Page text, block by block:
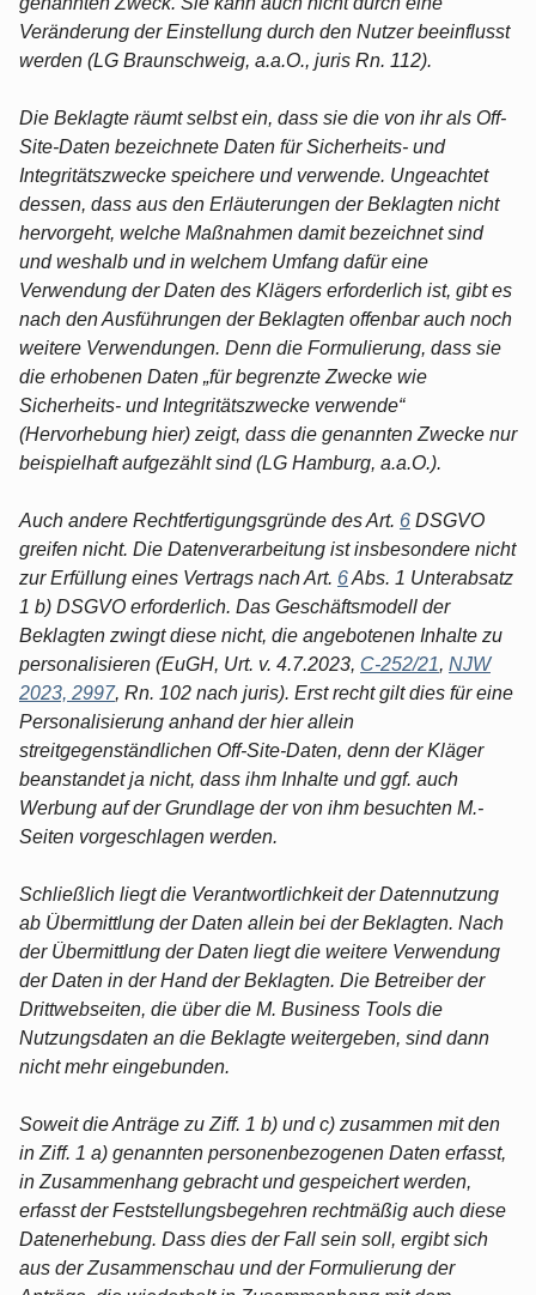
Veränderung der Einstellung durch den Nutzer beeinflusst
werden (LG Braunschweig, a.a.O., juris Rn. 112).
Die Beklagte räumt selbst ein, dass sie die von ihr als Off-
Site-Daten bezeichnete Daten für Sicherheits- und
Integritätszwecke speichere und verwende. Ungeachtet
dessen, dass aus den Erläuterungen der Beklagten nicht
hervorgeht, welche Maßnahmen damit bezeichnet sind
und weshalb und in welchem Umfang dafür eine
Verwendung der Daten des Klägers erforderlich ist, gibt es
nach den Ausführungen der Beklagten offenbar auch noch
weitere Verwendungen. Denn die Formulierung, dass sie
die erhobenen Daten „für begrenzte Zwecke wie
Sicherheits- und Integritätszwecke verwende“
(Hervorhebung hier) zeigt, dass die genannten Zwecke nur
beispielhaft aufgezählt sind (LG Hamburg, a.a.O.).
Auch andere Rechtfertigungsgründe des Art. 6 DSGVO
greifen nicht. Die Datenverarbeitung ist insbesondere nicht
zur Erfüllung eines Vertrags nach Art. 6Abs. 1 Unterabsatz
1 b) DSGVO erforderlich. Das Geschäftsmodell der
Beklagten zwingt diese nicht, die angebotenen Inhalte zu
personalisieren (EuGH, Urt. v. 4.7.2023, C-252/21, NJW
2023, 2997, Rn. 102 nach juris). Erst recht gilt dies für eine
Personalisierung anhand der hier allein
streitgegenständlichen Off-Site-Daten, denn der Kläger
beanstandet ja nicht, dass ihm Inhalte und ggf. auch
Werbung auf der Grundlage der von ihm besuchten M.-
Seiten vorgeschlagen werden.
Schließlich liegt die Verantwortlichkeit der Datennutzung
ab Übermittlung der Daten allein bei der Beklagten. Nach
der Übermittlung der Daten liegt die weitere Verwendung
der Daten in der Hand der Beklagten. Die Betreiber der
Drittwebseiten, die über die M. Business Tools die
Nutzungsdaten an die Beklagte weitergeben, sind dann
nicht mehr eingebunden.
Soweit die Anträge zu Ziff. 1 b) und c) zusammen mit den
in Ziff. 1 a) genannten personenbezogenen Daten erfasst,
in Zusammenhang gebracht und gespeichert werden,
erfasst der Feststellungsbegehren rechtmäßig auch diese
Datenerhebung. Dass dies der Fall sein soll, ergibt sich
aus der Zusammenschau und der Formulierung der